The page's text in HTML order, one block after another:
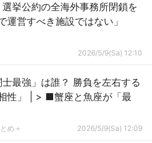
選挙公約の全海外事務所閉鎖を
営すべき施設ではない」
2026/5/9(Sa) 12:10
士最強」は誰？ 勝負を左右する
座が「最
め＋ 2026/5/9(Sa) 12:09